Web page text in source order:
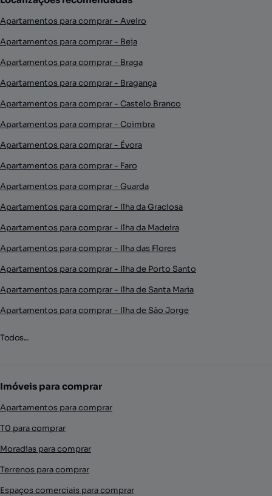
Apartamentos para comprar - Aveiro
Apartamentos para comprar - Beja
Apartamentos para comprar - Braga
Apartamentos para comprar - Bragança
Apartamentos para comprar - Castelo Branco
Apartamentos para comprar - Coimbra
Apartamentos para comprar - Évora
Apartamentos para comprar - Faro
Apartamentos para comprar - Guarda
Apartamentos para comprar - Ilha da Graciosa
Apartamentos para comprar - Ilha da Madeira
Apartamentos para comprar - Ilha das Flores
Apartamentos para comprar - Ilha de Porto Santo
Apartamentos para comprar - Ilha de Santa Maria
Apartamentos para comprar - Ilha de São Jorge
Todos...
Imóveis para comprar
Apartamentos para comprar
T0 para comprar
Moradias para comprar
Terrenos para comprar
Espaços comerciais para comprar